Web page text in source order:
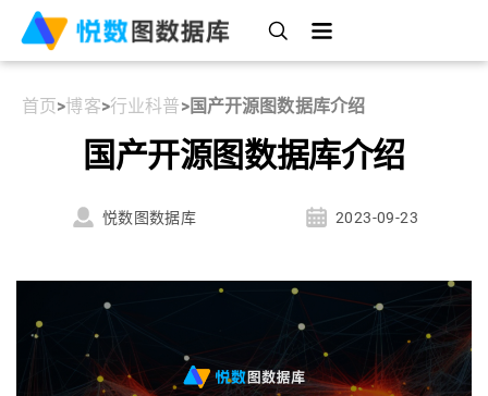
首页>博客>行业科普>国产开源图数据库介绍
国产开源图数据库介绍
悦数图数据库 2023-09-23